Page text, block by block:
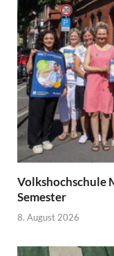
Volkshochschule
Semester
8. August 2026